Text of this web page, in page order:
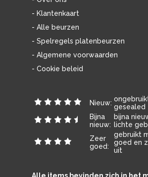
- Klantenkaart
- Alle beurzen
- Spelregels platenbeurzen
- Algemene voorwaarden
- Cookie beleid
Nieuw: gesealed
Bijna
nieuw:
bijna
lichte
Zeer
goed:
gebruikt
goed en
uit